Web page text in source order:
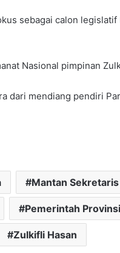
sebagai calon legislatif
Nasional pimpinan
dari mendiang pendiri
Mantan Sekretaris
Pemerintah
Zulkifli Hasan